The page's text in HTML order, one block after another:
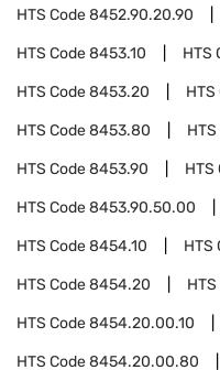
HTS Code8452.90.20.90
HTS Code8453.10 HTS
HTS Code8453.20 HTS
HTS Code8453.80
HTS Code8453.90 HTS
HTS Code8453.90.50.00
HTS Code8454.10 HTS
HTS Code8454.20
HTS Code8454.20.00.10
HTS Code8454.20.00.80